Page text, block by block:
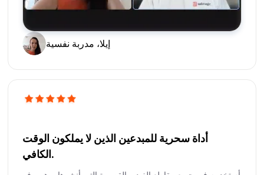
إيلا، مدربة نفسية
أداة سحرية للمبدعين الذين لا يملكون الوقت
الكافي.